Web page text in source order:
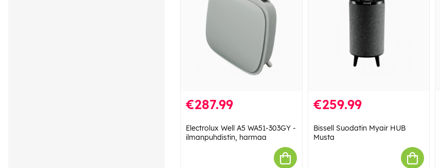
€287.99
Electrolux Well A5 WA51-303GY -
ilmanpuhdistin, harmaa
€259.99
Bissell Suodatin Myair HUB
Musta